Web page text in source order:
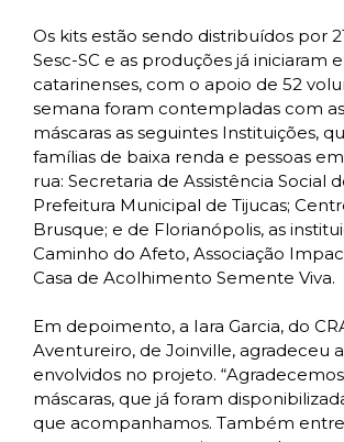
Os kits estão sendo distribuídos por
Sesc-SC e as produções já iniciaram
catarinenses, com o apoio de 52
semana foram contempladas com
máscaras as seguintes Instituições,
famílias de baixa renda e pessoas
rua: Secretaria de Assistência Social
Prefeitura Municipal de Tijucas;
Brusque; e de Florianópolis, as
Caminho do Afeto, Associação
Casa de Acolhimento Semente Viva.
Em depoimento, a Iara Garcia, do
Aventureiro, de Joinville, agradeceu
envolvidos no projeto.
máscaras, que já foram
que acompanhamos. Também